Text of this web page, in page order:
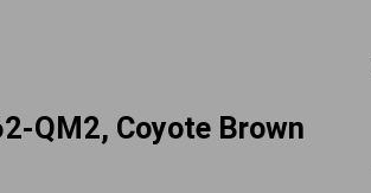
QM2, Coyote Brown